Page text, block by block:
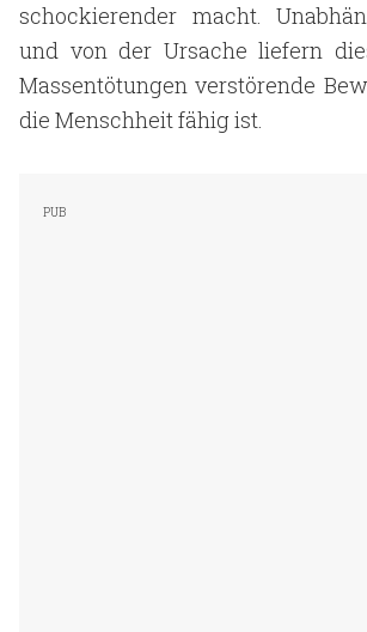
schockierender macht.
und von der Ursache liefern
Massentötungen verstörende
die Menschheit fähig ist.